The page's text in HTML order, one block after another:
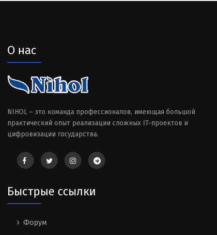
О нас
NIHOL – это команда профессионалов, имеющая большой
практический опыт реализации сложных IT-проектов и
цифровизации государства.
Быстрые ссылки
Форум